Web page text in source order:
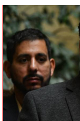
Deportes
Tecnología
Sostenibilidad
soychile
soyarica